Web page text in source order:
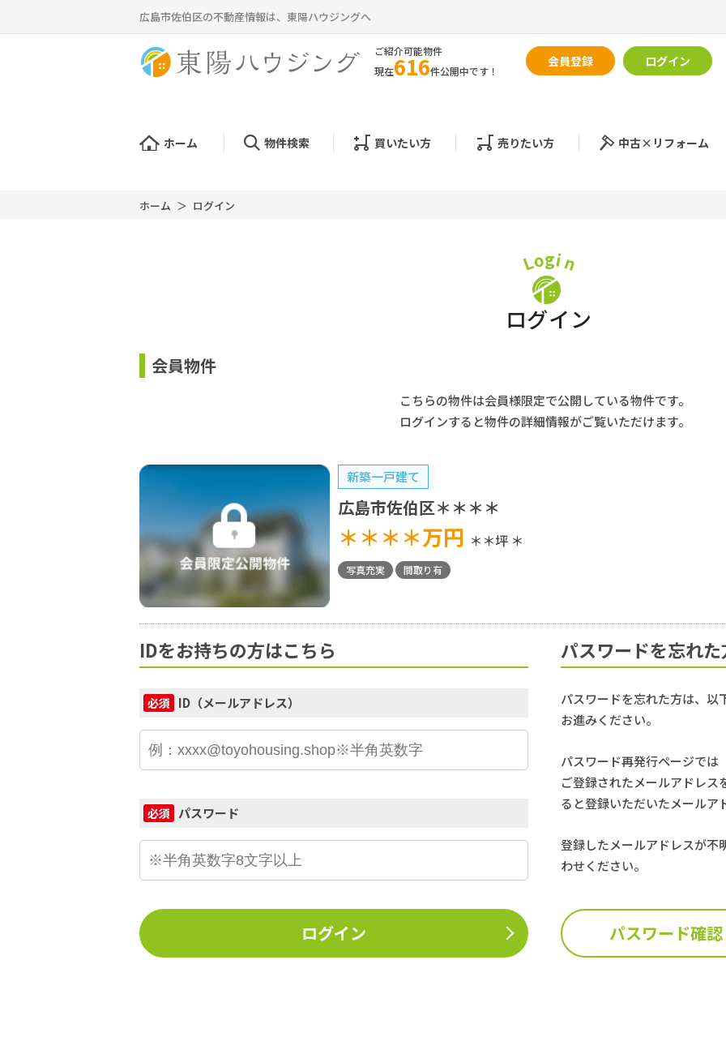
広島市佐伯区の不動産情報は、東陽ハウジングへ
ご紹介可能物件
現在616件公開中です！
会員登録 ログイン
ホーム 物件検索 買いたい方 売りたい方 中古×リフォーム
ホーム ログイン
Login
ログイン
会員物件
こちらの物件は会員様限定で公開している物件です。
ログインすると物件の詳細情報がご覧いただけます。
新築一戸建て
広島市佐伯区＊＊＊＊
＊＊＊＊万円 ＊＊坪 ＊
写真充実 間取り有
IDをお持ちの方はこちら
必須 ID（メールアドレス）
必須 パスワード
ログイン
パスワードを忘れ
パスワードを忘れた方は、以
お進みください。
パスワード再発行ページでは
ご登録されたメールアドレス
ると登録いただいたメールア
登録したメールアドレスが不
わせください。
パスワード確認